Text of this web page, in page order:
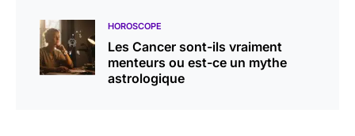
HOROSCOPE
Les Cancer sont-ils vraiment
menteurs ou est-ce un mythe
astrologique